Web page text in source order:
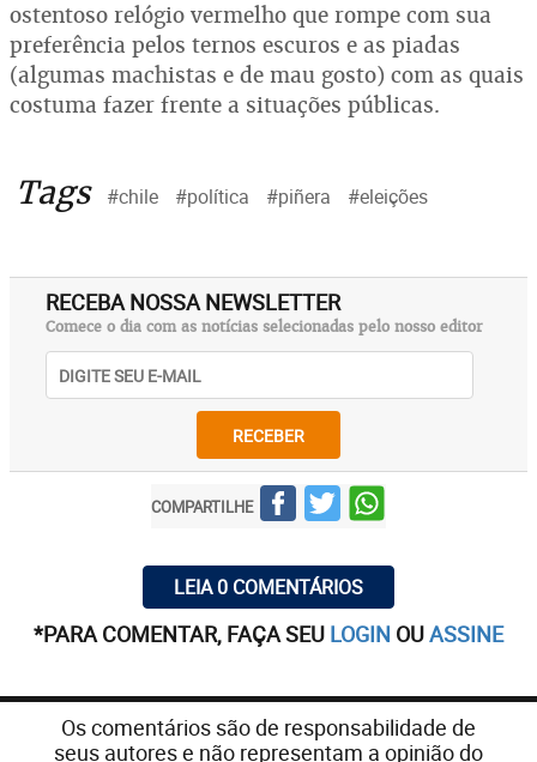
ostentoso relógio vermelho que rompe com sua
preferência pelos ternos escuros e as piadas
(algumas machistas e de mau gosto) com as quais
costuma fazer frente a situações públicas.
Tags #chile #política #piñera #eleições
RECEBA NOSSA NEWSLETTER
Comece o dia com as notícias selecionadas pelo nosso editor
RECEBER
COMPARTILHE
LEIA 0 COMENTÁRIOS
*PARA COMENTAR, FAÇA SEU LOGIN OUASSINE
Os comentários são de responsabilidade de
seus autores e não representam a opinião do